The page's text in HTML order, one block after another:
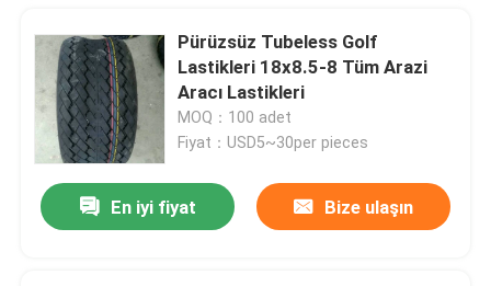
Ana sayfa
Pürüzsüz Tubeless Golf
Lastikleri 18x8.5-8 Tüm Arazi
Aracı Lastikleri
MOQ：100 adet
Fiyat：USD5~30per pieces
En iyi fiyat Bize ulaşın